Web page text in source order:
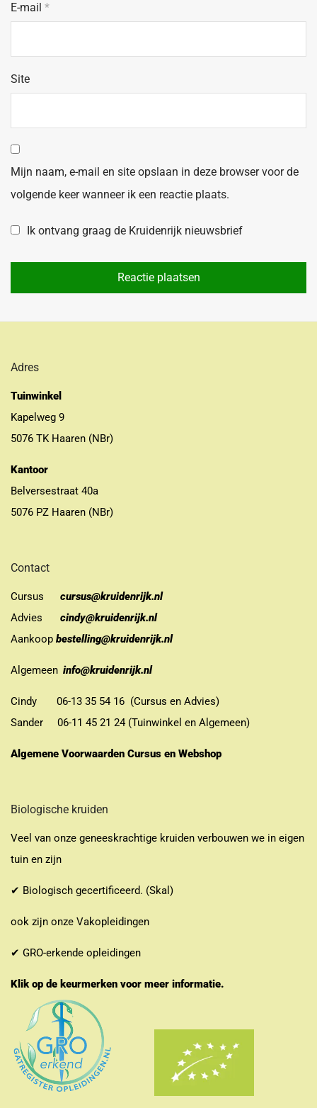
E-mail *
Site
Mijn naam, e-mail en site opslaan in deze browser voor de
volgende keer wanneer ik een reactie plaats.
Ik ontvang graag de Kruidenrijk nieuwsbrief
Adres
Tuinwinkel
Kapelweg 9
5076 TK Haaren (NBr)
Kantoor
Belversestraat 40a
5076 PZ Haaren (NBr)
Contact
Cursus
cursus@kruidenrijk.nl
Advies
cindy@kruidenrijk.nl
Aankoop bestelling@kruidenrijk.nl
Algemeen info@kruidenrijk.nl
Cindy 06-13 35 54 16 (Cursus en Advies)
Sander 06-11 45 21 24 (Tuinwinkel en Algemeen)
Algemene Voorwaarden Cursus en Webshop
Biologische kruiden
Veel van onze geneeskrachtige kruiden verbouwen we in eigen
tuin en zijn
✔ Biologisch gecertificeerd. (Skal)
ook zijn onze Vakopleidingen
✔ GRO-erkende opleidingen
Klik op de keurmerken voor meer informatie.